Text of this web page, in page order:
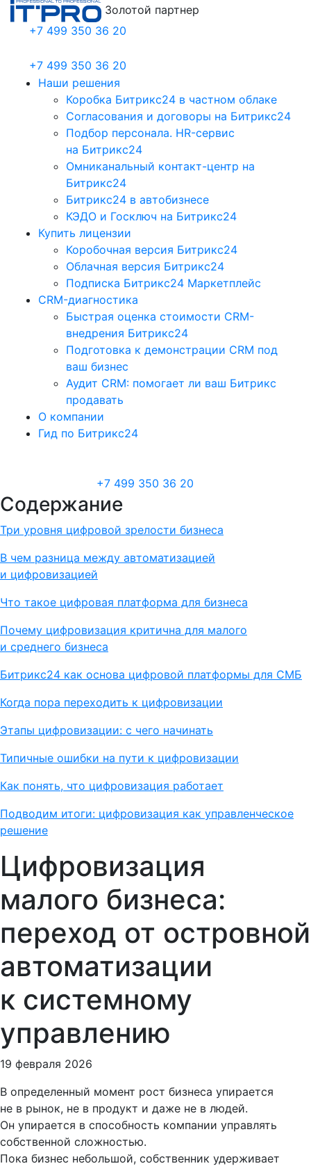
Золотой партнер
+7 499 350 36 20
+7 499 350 36 20
Наши решения
Коробка Битрикс24 в частном облаке
Согласования и договоры на Битрикс24
Подбор персонала. HR-сервис
на Битрикс24
Омниканальный контакт-центр на
Битрикс24
Битрикс24 в автобизнесе
КЭДО и Госключ на Битрикс24
Купить лицензии
Коробочная версия Битрикс24
Облачная версия Битрикс24
Подписка Битрикс24 Маркетплейс
CRM-диагностика
Быстрая оценка стоимости CRM-
внедрения Битрикс24
Подготовка к демонстрации CRM под
ваш бизнес
Аудит CRM: помогает ли ваш Битрикс
продавать
О компании
Гид по Битрикс24
+7 499 350 36 20
Содержание
Три уровня цифровой зрелости бизнеса
В чем разница между автоматизацией
и цифровизацией
Что такое цифровая платформа для бизнеса
Почему цифровизация критична для малого
и среднего бизнеса
Битрикс24 как основа цифровой платформы для СМБ
Когда пора переходить к цифровизации
Этапы цифровизации: с чего начинать
Типичные ошибки на пути к цифровизации
Как понять, что цифровизация работает
Подводим итоги: цифровизация как управленческое
решение
Цифровизация
малого бизнеса:
переход от островной
автоматизации
к системному
управлению
19 февраля 2026
В определенный момент рост бизнеса упирается
не в рынок, не в продукт и даже не в людей.
Он упирается в способность компании управлять
собственной сложностью.
Пока бизнес небольшой, собственник удерживает